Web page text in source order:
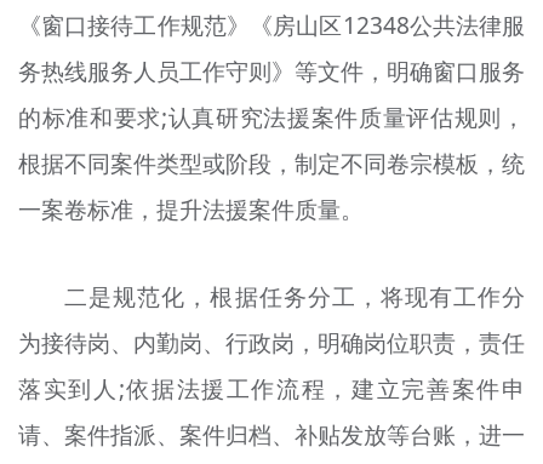
资料库
+
《窗口接待工作规范》《房山区12348公共法律服
务热线服务人员工作守则》等文件，明确窗口服务
的标准和要求;认真研究法援案件质量评估规则，
根据不同案件类型或阶段，制定不同卷宗模板，统
一案卷标准，提升法援案件质量。
二是规范化，根据任务分工，将现有工作分
为接待岗、内勤岗、行政岗，明确岗位职责，责任
落实到人;依据法援工作流程，建立完善案件申
请、案件指派、案件归档、补贴发放等台账，进一